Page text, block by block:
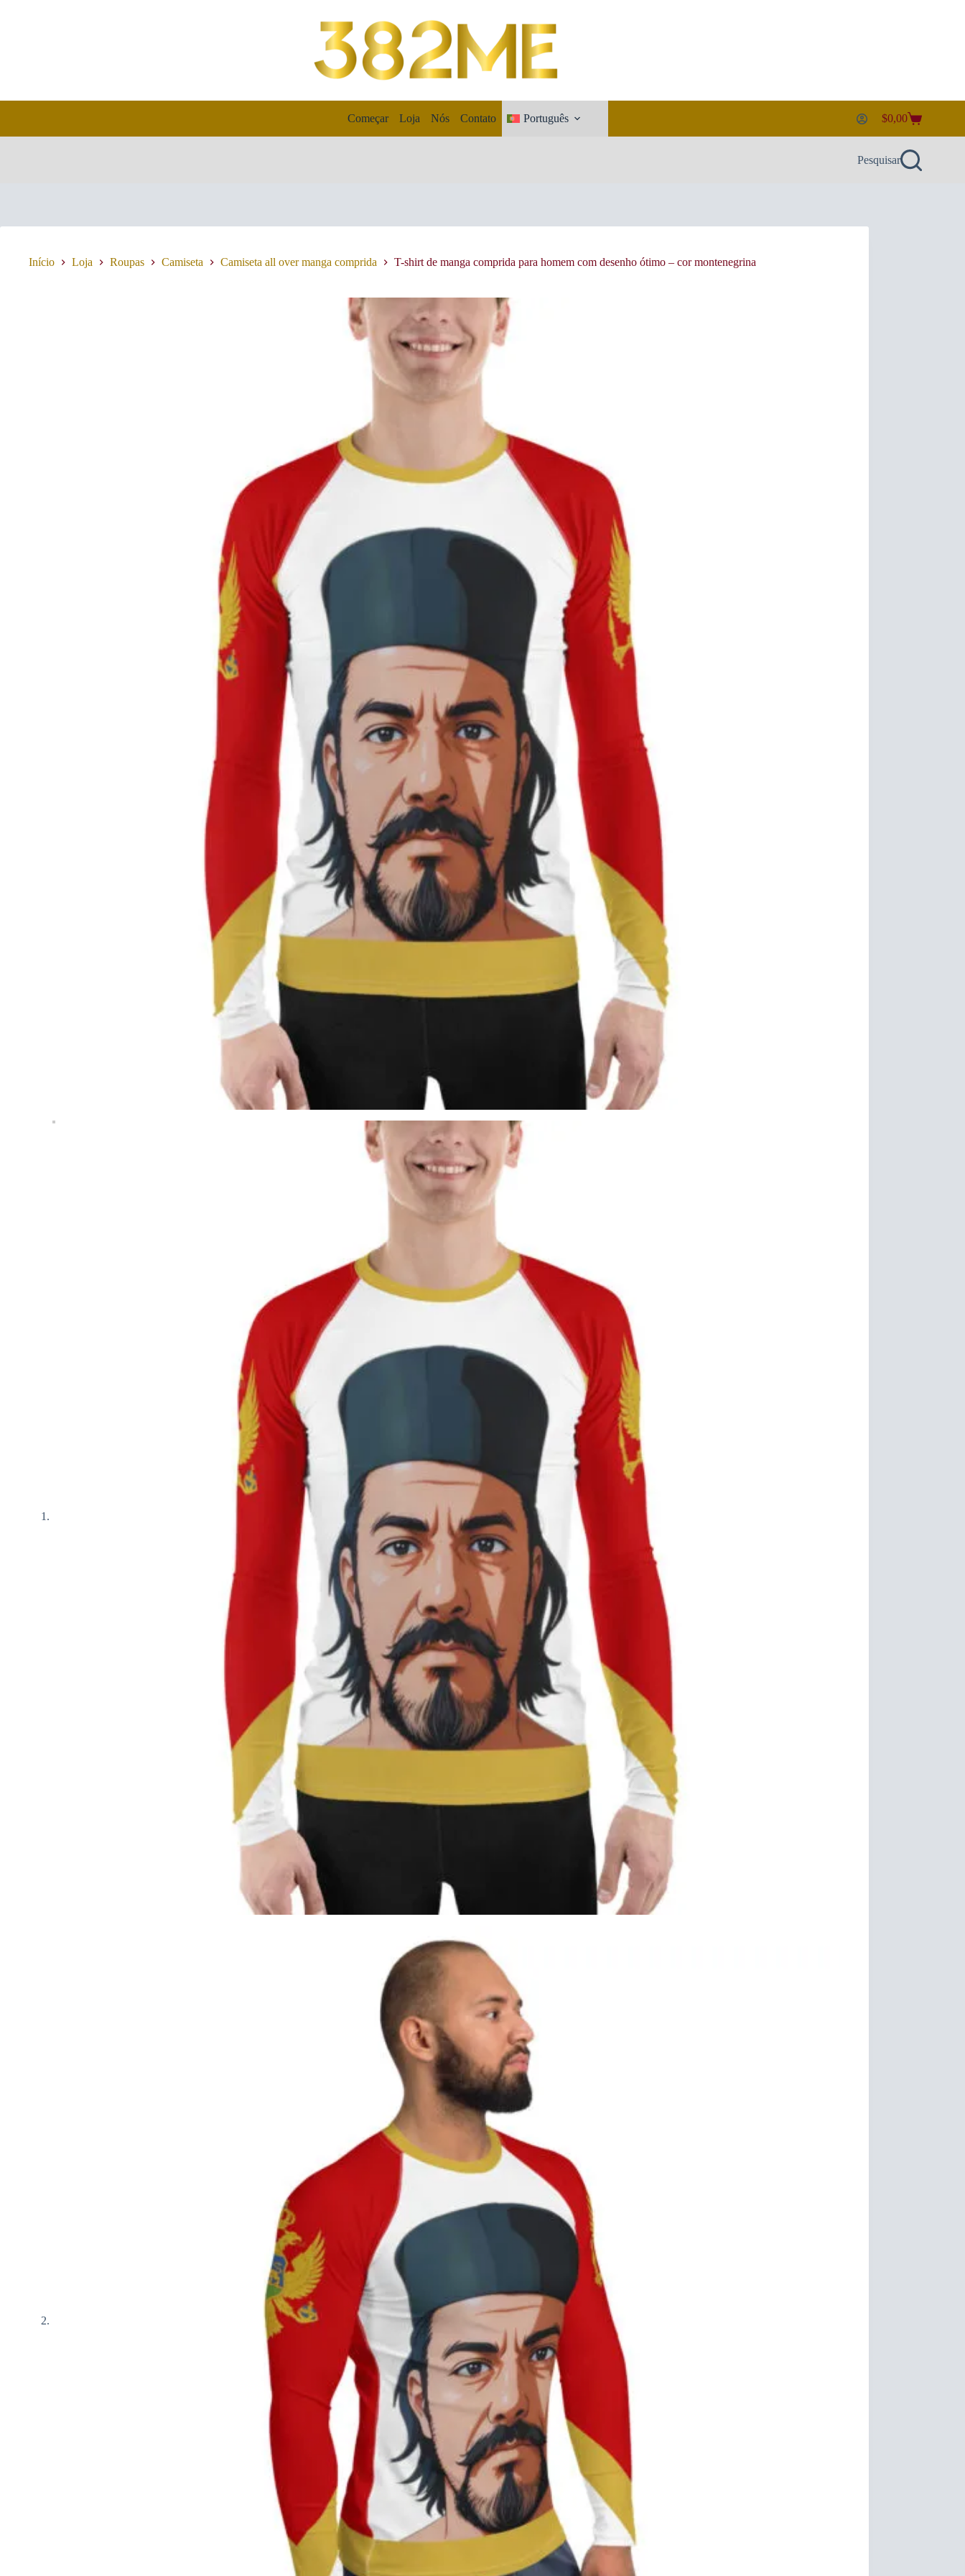
Começar Loja Nós Contato Português
Carrinho
de
compras
$0,00
Pesquisar
Início Loja Roupas Camiseta Camiseta all over manga comprida T-shirt de manga comprida para homem com desenho ótimo – cor montenegrina